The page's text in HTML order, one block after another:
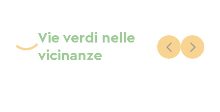
Vie verdi nelle
vicinanze